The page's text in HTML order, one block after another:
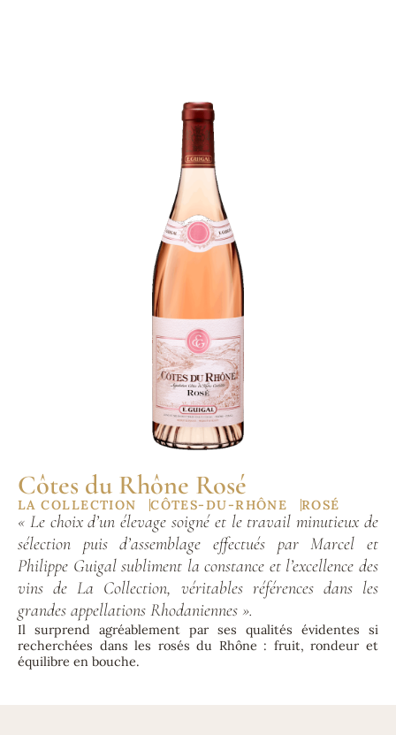
Côtes du Rhône Rosé
LA COLLECTION CÔTES-DU-RHÔNE ROSÉ
« Le choix d’un élevage soigné et le travail minutieux de
sélection puis d’assemblage effectués par Marcel et
Philippe Guigal subliment la constance et l’excellence des
vins de La Collection, véritables références dans les
grandes appellations Rhodaniennes ».
Il surprend agréablement par ses qualités évidentes si
recherchées dans les rosés du Rhône : fruit, rondeur et
équilibre en bouche.